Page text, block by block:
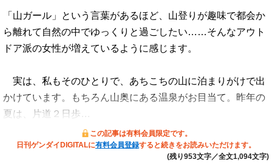
「山ガール」という言葉があるほど、山登りが趣味で都会か
ら離れて自然の中でゆっくりと過ごしたい……そんなアウト
ドア派の女性が増えているように感じます。
実は、私もそのひとりで、あちこちの山に泊まりがけで出
かけています。もちろん山奥にある温泉がお目当て。昨年の
夏は、片道２日歩…
この記事は有料会員限定です。
日刊ゲンダイDIGITALに有料会員登録すると続きをお読みいただけます。
(残り953文字／全文1,094文字)